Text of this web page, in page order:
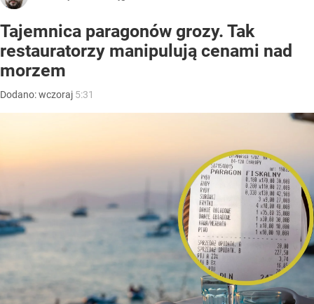
Tajemnica paragonów grozy. Tak
restauratorzy manipulują cenami nad
morzem
Dodano:wczoraj 5:31